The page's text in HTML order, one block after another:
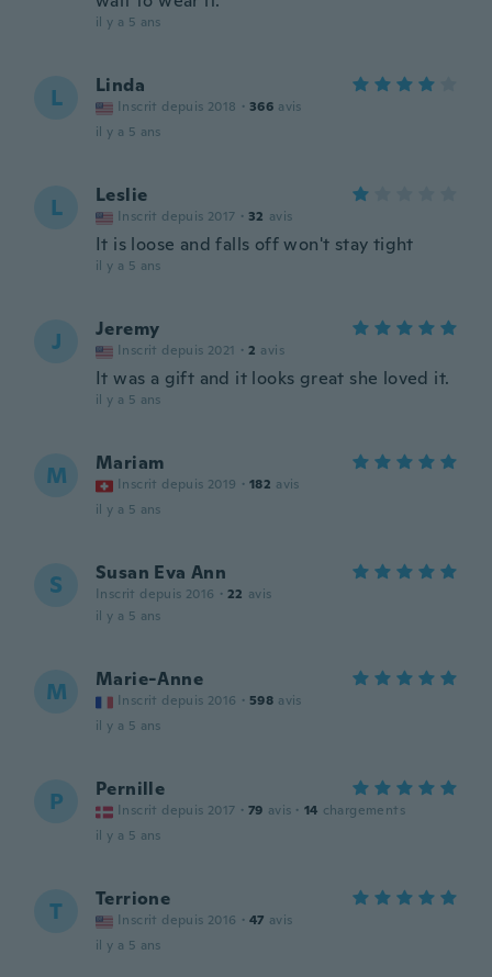
il y a 5 ans
L Linda
Inscrit depuis 2018 · 366 avis
il y a 5 ans
L Leslie
Inscrit depuis 2017 · 32 avis
It is loose and falls off won't stay tight
il y a 5 ans
J Jeremy
Inscrit depuis 2021 · 2 avis
It was a gift and it looks great she loved it.
il y a 5 ans
M Mariam
Inscrit depuis 2019 · 182 avis
il y a 5 ans
S Susan Eva Ann
Inscrit depuis 2016 · 22 avis
il y a 5 ans
M Marie-Anne
Inscrit depuis 2016 · 598 avis
il y a 5 ans
P Pernille
Inscrit depuis 2017 · 79 avis · 14 chargements
il y a 5 ans
T Terrione
Inscrit depuis 2016 · 47 avis
il y a 5 ans